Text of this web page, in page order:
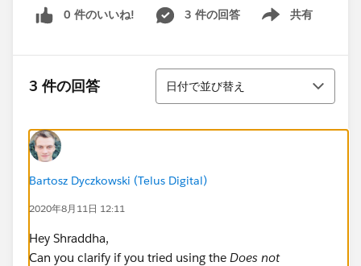
0 件のいいね! 3 件の回答 共有
Show menu
3 件の回答
並び替え
日付で並び替え
Bartosz Dyczkowski (Telus Digital)
2020年8月11日 12:11
Hey Shraddha,
Can you clarify if you tried using the Does not